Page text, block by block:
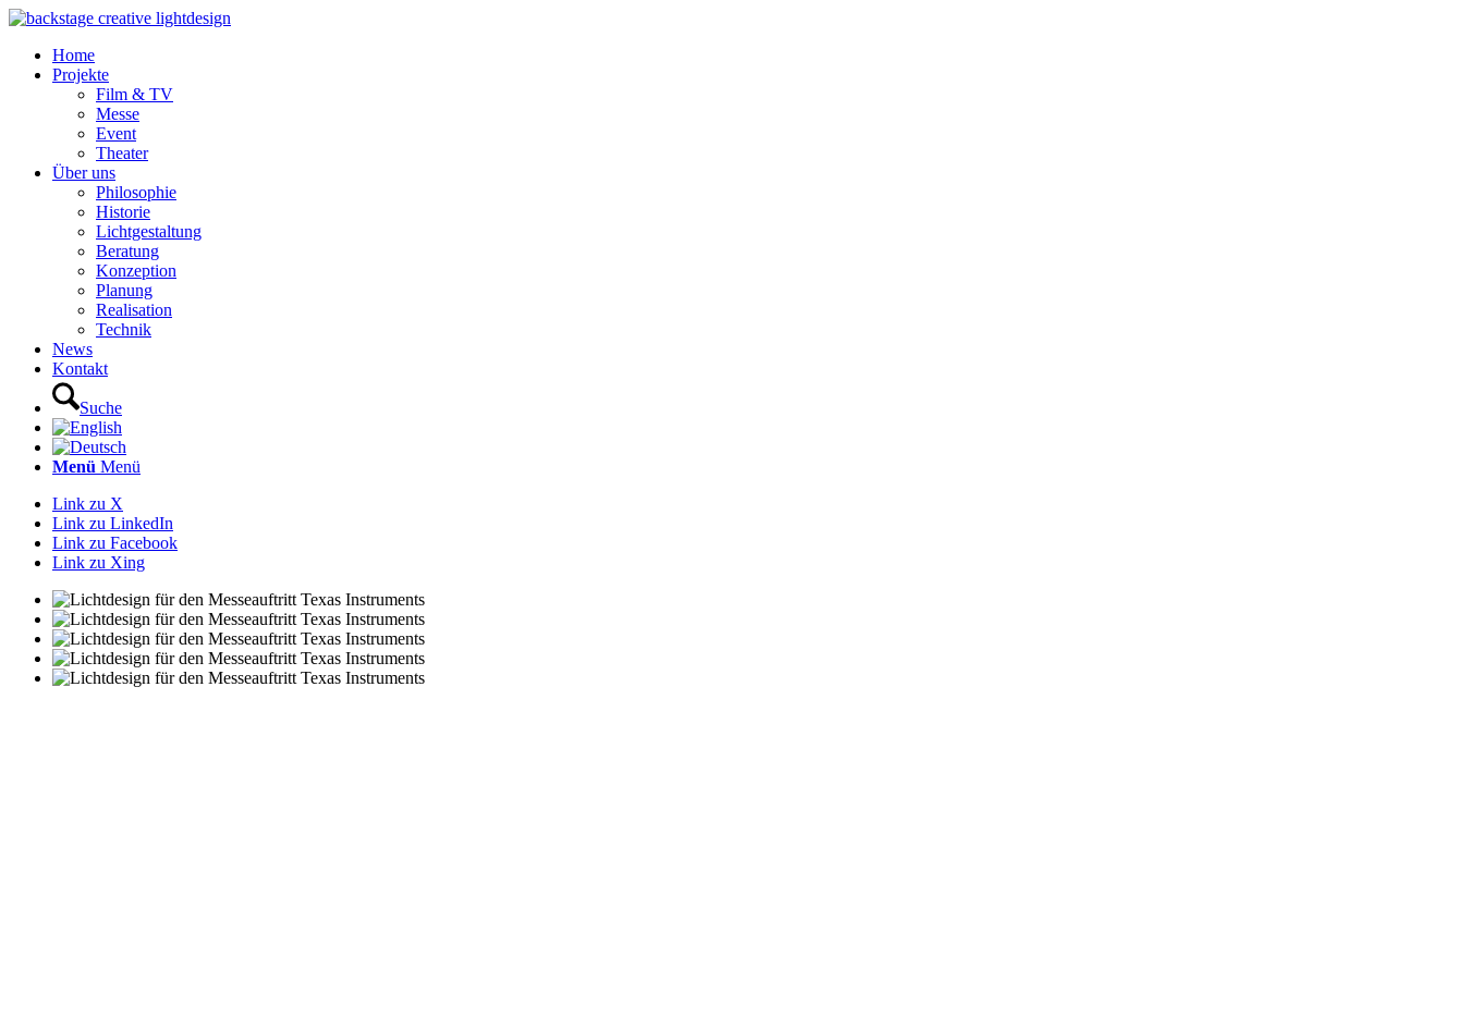
Home
Projekte
Film & TV
Messe
Event
Theater
Über uns
Philosophie
Historie
Lichtgestaltung
Beratung
Konzeption
Planung
Realisation
Technik
News
Kontakt
Suche
Menü Menü
Link zu X
Link zu LinkedIn
Link zu Facebook
Link zu Xing